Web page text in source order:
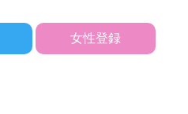
女性登録